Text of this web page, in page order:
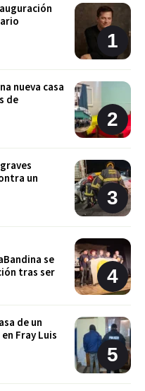
nueva casa
de
un
se
tras ser
de un
Fray Luis